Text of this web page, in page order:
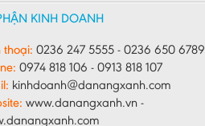
KINH DOANH
thoại: 0236 247 5555 - 0236 650 6789
0974 818 106 - 0913 818 107
kinhdoanh@danangxanh.com
www.danangxanh.vn -